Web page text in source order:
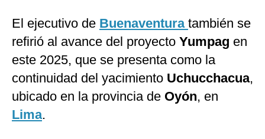
El ejecutivo de Buenaventura también se
refirió al avance del proyecto Yumpag en
este 2025, que se presenta como la
continuidad del yacimiento Uchucchacua,
ubicado en la provincia de Oyón, en
Lima.